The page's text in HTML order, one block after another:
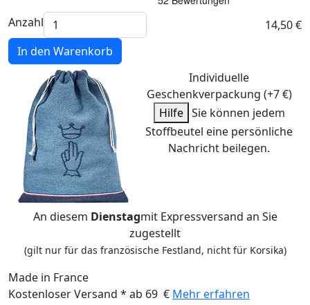
Anzahl
14,50 €
In den Warenkorb
Individuelle
Geschenkverpackung (+7 €)
Hilfe Sie können jedem
Stoffbeutel eine persönliche
Nachricht beilegen.
An diesem Dienstagmit Expressversand an Sie
zugestellt
(gilt nur für das französische Festland, nicht für Korsika)
Made in France
Kostenloser Versand * ab 69 € Mehr erfahren